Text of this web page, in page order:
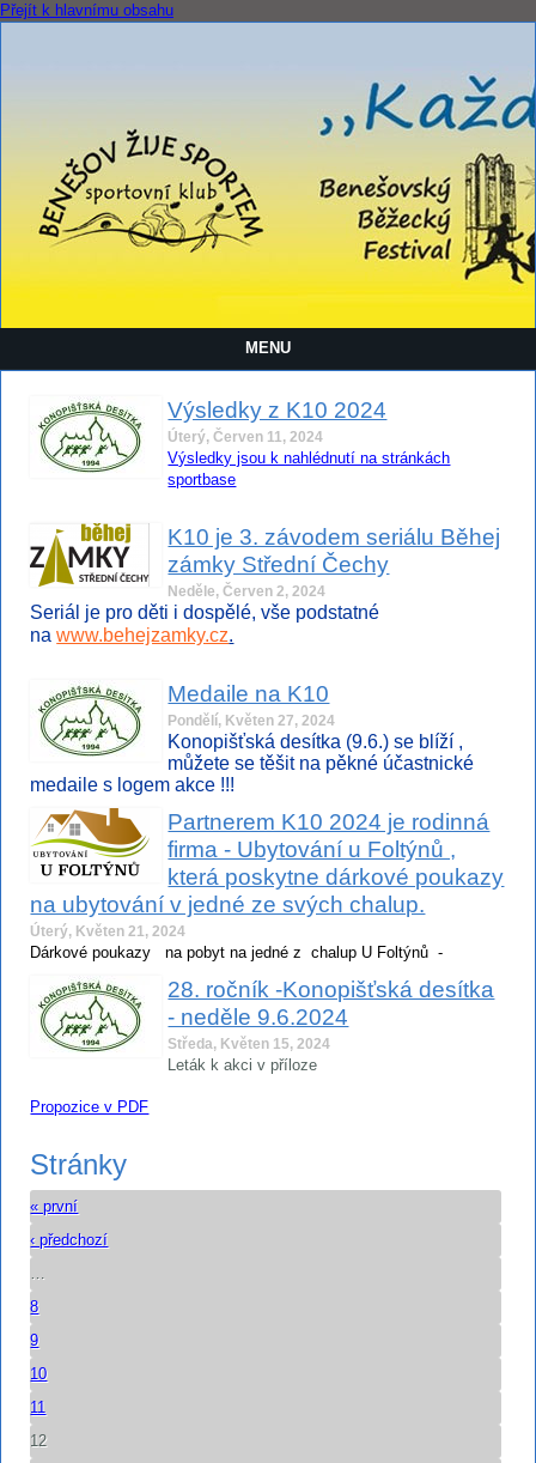
Přejít k hlavnímu obsahu
MENU
Výsledky z K10 2024
Úterý, Červen 11, 2024
Výsledky jsou k nahlédnutí na stránkách
sportbase
K10 je 3. závodem seriálu Běhej
zámky Střední Čechy
Neděle, Červen 2, 2024
Seriál je pro děti i dospělé, vše podstatné
nawww.behejzamky.cz.
Medaile na K10
Pondělí, Květen 27, 2024
Konopišťská desítka (9.6.) se blíží ,
můžete se těšit na pěkné účastnické
medaile s logem akce !!!
Partnerem K10 2024 je rodinná
firma - Ubytování u Foltýnů ,
která poskytne dárkové poukazy
na ubytování v jedné ze svých chalup.
Úterý, Květen 21, 2024
Dárkové poukazy na pobyt na jedné z chalup U Foltýnů -
28. ročník -Konopišťská desítka
- neděle 9.6.2024
Středa, Květen 15, 2024
Leták k akci v příloze
Propozice v PDF
Stránky
« první
‹ předchozí
8
9
10
11
12